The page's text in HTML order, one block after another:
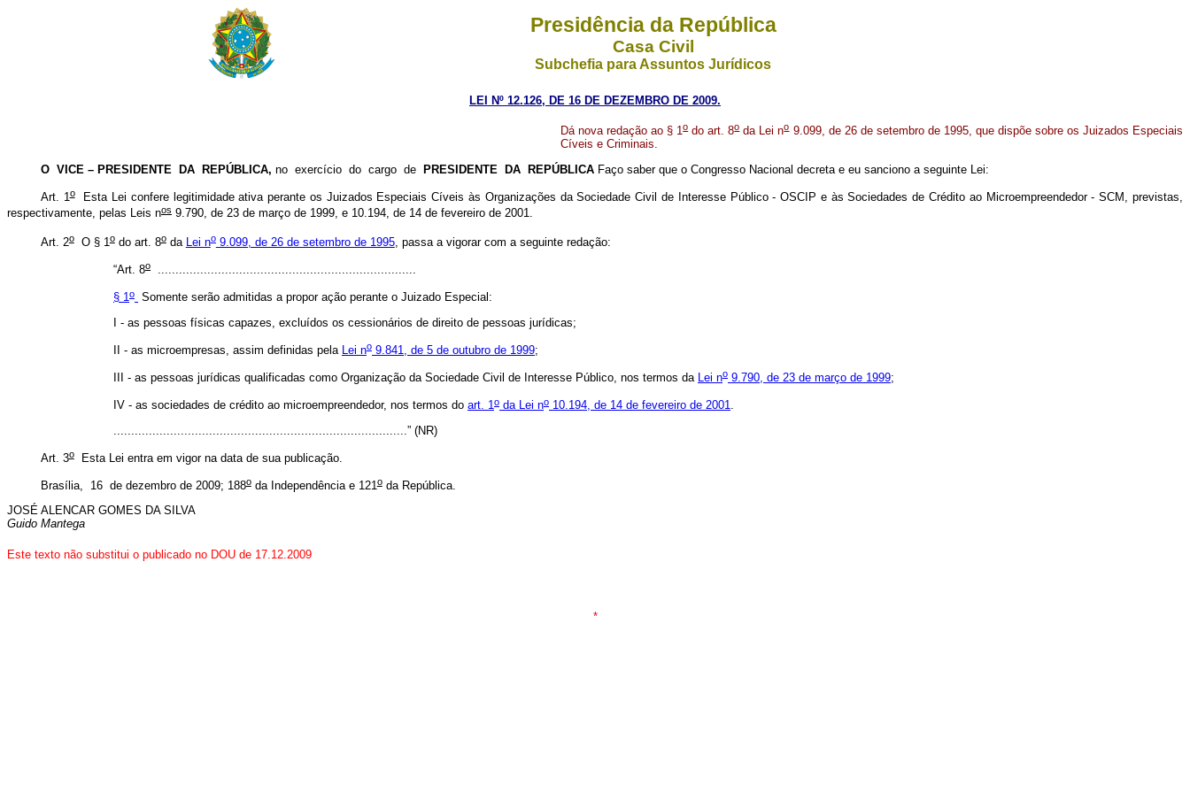
Presidência da República
Casa Civil
Subchefia para Assuntos Jurídicos
LEI Nº 12.126, DE 16 DE DEZEMBRO DE 2009.
Dá nova redação ao § 1odo art. 8oda Lei no9.099, de 26 de setembro de 1995, que dispõe sobre os Juizados Especiais
Cíveis e Criminais.
O VICE – PRESIDENTE DA REPÚBLICA, no exercício do cargo de PRESIDENTE DA REPÚBLICA Faço saber que o Congresso Nacional decreta e eu sanciono a seguinte Lei:
Art. 1oEsta Lei confere legitimidade ativa perante os Juizados Especiais Cíveis às Organizações da Sociedade Civil de Interesse Público - OSCIP e às Sociedades de Crédito ao Microempreendedor - SCM, previstas,
respectivamente, pelas Leis nos 9.790, de 23 de março de 1999, e 10.194, de 14 de fevereiro de 2001.
Art. 2oO § 1odo art. 8oda Lei no9.099, de 26 de setembro de 1995, passa a vigorar com a seguinte redação:
“Art. 8o .........................................................................
§ 1o
Somente serão admitidas a propor ação perante o Juizado Especial:
I - as pessoas físicas capazes, excluídos os cessionários de direito de pessoas jurídicas;
II - as microempresas, assim definidas pela Lei no 9.841, de 5 de outubro de 1999;
III - as pessoas jurídicas qualificadas como Organização da Sociedade Civil de Interesse Público, nos termos da Lei no 9.790, de 23 de março de 1999;
IV - as sociedades de crédito ao microempreendedor, nos termos do art. 1o da Lei no 10.194, de 14 de fevereiro de 2001.
...................................................................................” (NR)
Art. 3oEsta Lei entra em vigor na data de sua publicação.
Brasília, 16 de dezembro de 2009; 188oda Independência e 121oda República.
JOSÉ ALENCAR GOMES DA SILVA
Guido Mantega
Este texto não substitui o publicado no DOU de 17.12.2009
*